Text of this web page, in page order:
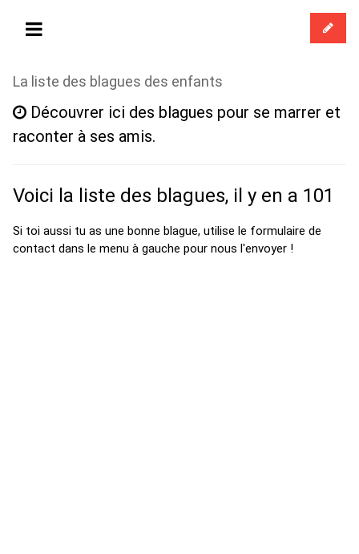
La liste des blagues des enfants
Découvrer ici des blagues pour se marrer et
raconter à ses amis.
Voici la liste des blagues, il y en a 101
Si toi aussi tu as une bonne blague, utilise le formulaire de
contact dans le menu à gauche pour nous l'envoyer !